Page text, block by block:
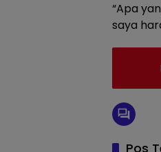
“Apa
saya
Pos